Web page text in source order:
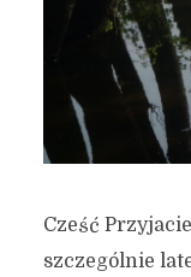
Cześć
szczególnie